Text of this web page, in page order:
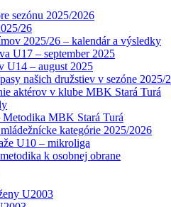
sezónu 2025/2026
26
2025/26 – kalendár a výsledky
U17 – september 2025
U14 – august 2025
našich družstiev v sezóne 2025/
aktérov v klube MBK Stará Turá
Metodika MBK Stará Turá
kategórie 2025/2026
U10 – mikroliga
k osobnej obrane
U2003